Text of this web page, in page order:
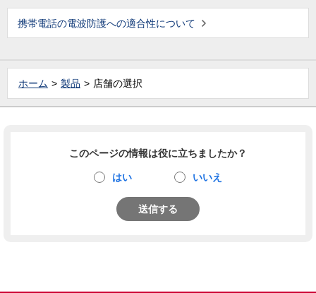
携帯電話の電波防護への適合性について
ホーム 製品 店舗の選択
このページの情報は役に立ちましたか？
はい いいえ
送信する